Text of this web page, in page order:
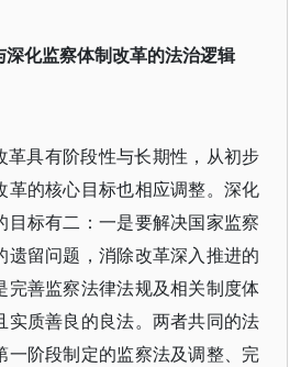
化监察体制改革的法治逻辑
革具有阶段性与长期性，从初步
革的核心目标也相应调整。深化
目标有二：一是要解决国家监察
遗留问题，消除改革深入推进的
完善监察法律法规及相关制度体
实质善良的良法。两者共同的法
一阶段制定的监察法及调整、完